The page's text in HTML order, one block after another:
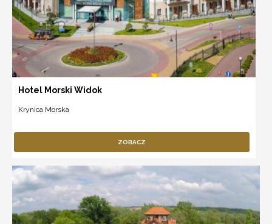
Hotel Morski Widok
Krynica Morska
ZOBACZ